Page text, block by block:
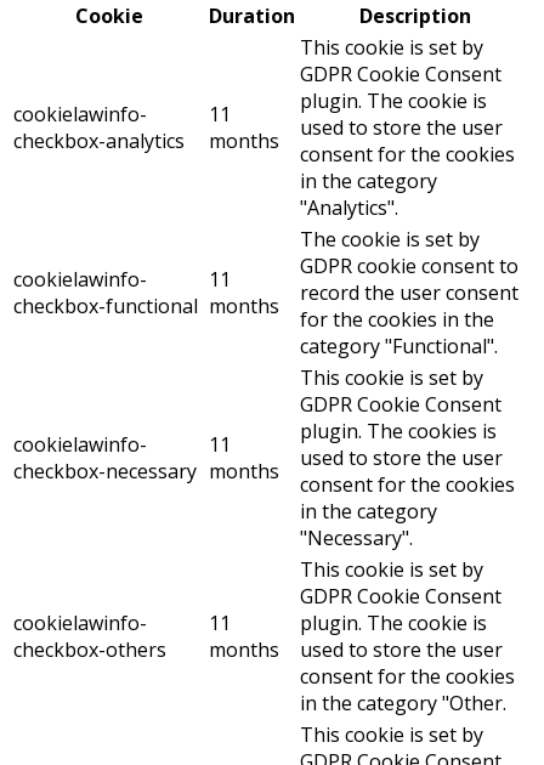
Cookie
Duration Description
cookielawinfo-
checkbox-analytics
11
months
This cookie is set by
GDPR Cookie Consent
plugin. The cookie is
used to store the user
consent for the cookies
in the category
"Analytics".
cookielawinfo-
checkbox-functional
11
months
The cookie is set by
GDPR cookie consent to
record the user consent
for the cookies in the
category "Functional".
cookielawinfo-
checkbox-necessary
11
months
This cookie is set by
GDPR Cookie Consent
plugin. The cookies is
used to store the user
consent for the cookies
in the category
"Necessary".
cookielawinfo-
checkbox-others
11
months
This cookie is set by
GDPR Cookie Consent
plugin. The cookie is
used to store the user
consent for the cookies
in the category "Other.
This cookie is set by